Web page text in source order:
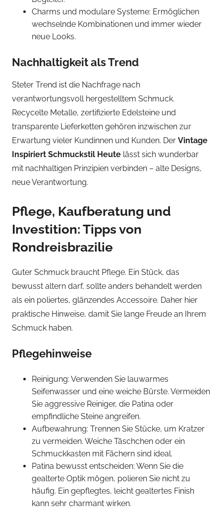
Charms und modulare Systeme: Ermöglichen
wechselnde Kombinationen und immer wieder
neue Looks.
Nachhaltigkeit als Trend
Steter Trend ist die Nachfrage nach
verantwortungsvoll hergestelltem Schmuck.
Recycelte Metalle, zertifizierte Edelsteine und
transparente Lieferketten gehören inzwischen zur
Erwartung vieler Kundinnen und Kunden. Der Vintage
Inspiriert Schmuckstil Heute lässt sich wunderbar
mit nachhaltigen Prinzipien verbinden – alte Designs,
neue Verantwortung.
Pflege, Kaufberatung und
Investition: Tipps von
Rondreisbrazilie
Guter Schmuck braucht Pflege. Ein Stück, das
bewusst altern darf, sollte anders behandelt werden
als ein poliertes, glänzendes Accessoire. Daher hier
praktische Hinweise, damit Sie lange Freude an Ihrem
Schmuck haben.
Pflegehinweise
Reinigung: Verwenden Sie lauwarmes
Seifenwasser und eine weiche Bürste. Vermeiden
Sie aggressive Reiniger, die Patina oder
empfindliche Steine angreifen.
Aufbewahrung: Trennen Sie Stücke, um Kratzer
zu vermeiden. Weiche Täschchen oder ein
Schmuckkasten mit Fächern sind ideal.
Patina bewusst entscheiden: Wenn Sie die
gealterte Optik mögen, polieren Sie nicht zu
häufig. Ein gepflegtes, leicht gealtertes Finish
kann sehr charmant wirken.